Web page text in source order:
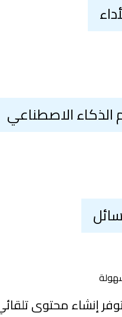
الذكاء الاصطناعي
إنشاء محتوى